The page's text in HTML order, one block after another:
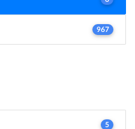
967
5